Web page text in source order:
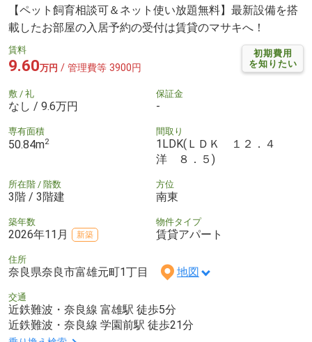
【ペット飼育相談可＆ネット使い放題無料】最新設備を搭
載したお部屋の入居予約の受付は賃貸のマサキへ！
初期費用
を知りたい
賃料
9.60万円 / 管理費等 3900円
敷 / 礼
なし / 9.6万円
保証金
-
専有面積
50.84m2
間取り
1LDK(ＬＤＫ １２．４
洋 ８．５)
所在階 / 階数
3階 / 3階建
方位
南東
築年数
2026年11月 新築
物件タイプ
賃貸アパート
住所
奈良県奈良市富雄元町1丁目 地図
交通
近鉄難波・奈良線 富雄駅 徒歩5分
近鉄難波・奈良線 学園前駅 徒歩21分